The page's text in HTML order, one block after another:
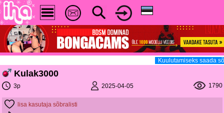
Kuulutamiseks saada
Kulak3000
3p 2025-04-05 1790
lisa kasutaja sõbralisti